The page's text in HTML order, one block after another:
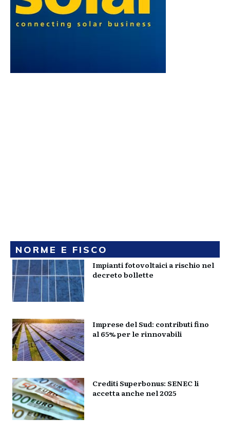
NORME E FISCO
Impianti fotovoltaici a rischio nel
decreto bollette
Imprese del Sud: contributi fino
al 65% per le rinnovabili
Crediti Superbonus: SENEC li
accetta anche nel 2025